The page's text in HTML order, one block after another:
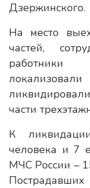
Дзержинского.
На место
частей,
работники
части
К
человека и 7
МЧС России –